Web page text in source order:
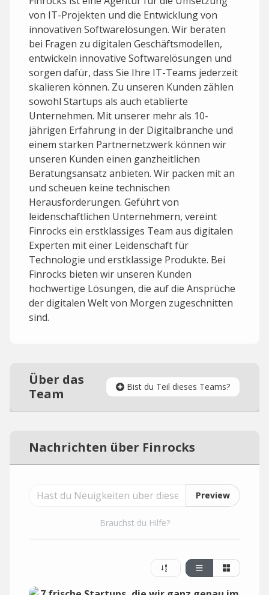
von IT-Projekten und die Entwicklung von
innovativen Softwarelösungen. Wir beraten
bei Fragen zu digitalen Geschäftsmodellen,
entwickeln innovative Softwarelösungen und
sorgen dafür, dass Sie Ihre IT-Teams jederzeit
skalieren können. Zu unseren Kunden zählen
sowohl Startups als auch etablierte
Unternehmen. Mit unserer mehr als 10-
jährigen Erfahrung in der Digitalbranche und
einem starken Partnernetzwerk können wir
unseren Kunden einen ganzheitlichen
Beratungsansatz anbieten. Wir packen mit an
und scheuen keine technischen
Herausforderungen. Geführt von
leidenschaftlichen Unternehmern, vereint
Finrocks ein erstklassiges Team aus digitalen
Experten mit einer Leidenschaft für
Technologie und erstklassige Produkte. Bei
Finrocks bieten wir unseren Kunden
hochwertige Lösungen, die auf die Ansprüche
der digitalen Welt von Morgen zugeschnitten
sind.
Über das
Team
Bist du Teil dieses Teams?
Nachrichten über Finrocks
Preview
Brauchst du Hilfe?